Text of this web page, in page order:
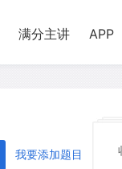
满分主讲 APP
我要添加题目